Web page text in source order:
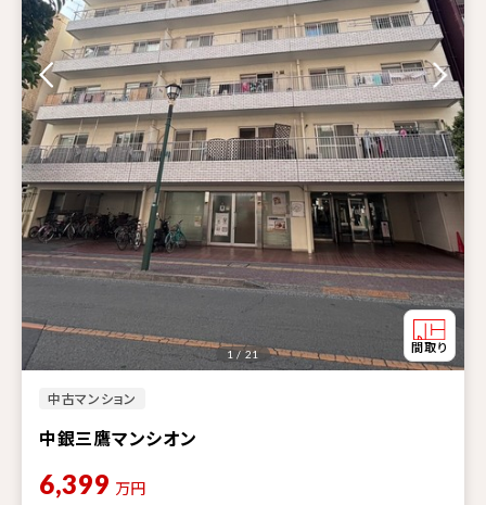
中古マンション
中銀三鷹マンシオン
1 / 21
6,399 万円